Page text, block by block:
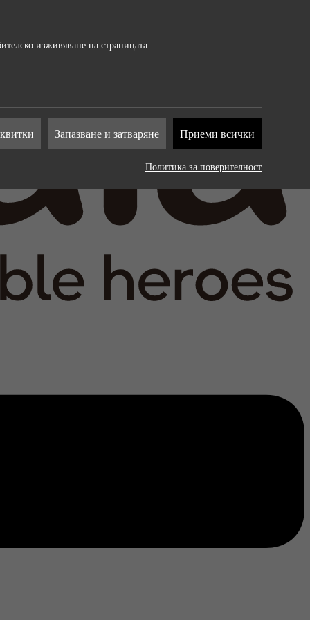
изживяване на страницата.
от
Запазване и затваряне Приеми всички
Политика за поверителност